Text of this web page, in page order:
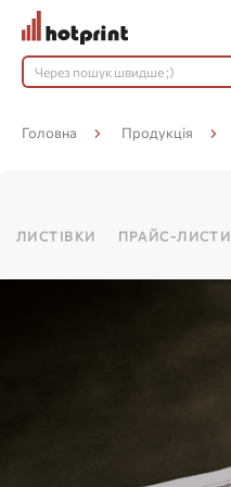
Головна Продукція
ЛИСТІВКИ ПРАЙС-ЛИСТИ